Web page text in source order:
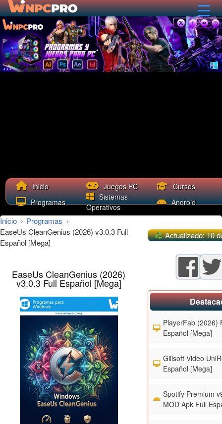
Inicio Juegos PC
Cursos
Programas
Sistemas
Operativos
Android
Inicio › Programas ›
EaseUs CleanGenius (2026) v3.0.3 Full
Español [Mega]
EaseUs CleanGenius (2026)
v3.0.3 Full Español [Mega]
Actualizado: 10
PlayerFab (2026)
Español [Mega]
Gilisoft Video
Español [Mega]
Spotify Premium
MOD Apk Full